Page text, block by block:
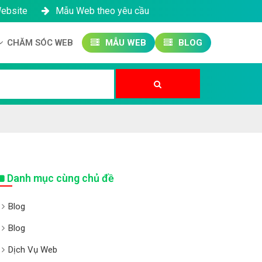
Mẫu Web theo yêu cầu
CHĂM SÓC WEB MẪU WEB BLOG
Danh mục cùng chủ đề
Blog
Blog
Dịch Vụ Web